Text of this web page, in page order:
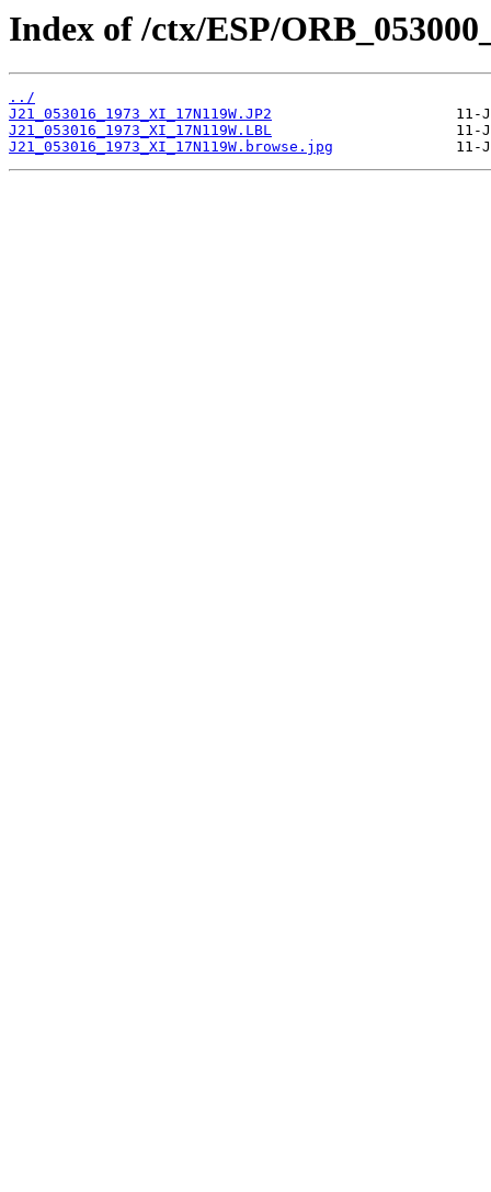
Index of /ctx/ESP/
../
J21_053016_1973_XI_17N119W.JP2
J21_053016_1973_XI_17N119W.LBL
J21_053016_1973_XI_17N119W.browse.jpg